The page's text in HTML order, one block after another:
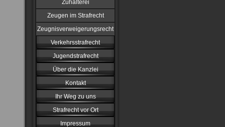
Zuhälterei
Zeugen im Strafrecht
Zeugnisverweigerungsrecht
Verkehrsstrafrecht
Jugendstrafrecht
Über die Kanzlei
Kontakt
Ihr Weg zu uns
Strafrecht vor Ort
Impressum